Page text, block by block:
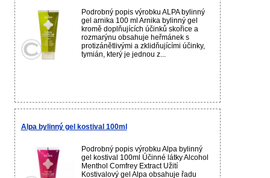
Podrobný popis výrobku ALPA bylinný
gel arnika 100 ml Arnika bylinný gel
kromě doplňujících účinků skořice a
rozmarýnu obsahuje heřmánek s
protizánětlivými a zklidňujícími účinky,
tymián, který je jednou z...
Alpa bylinný gel kostival 100ml
Podrobný popis výrobku Alpa bylinný
gel kostival 100ml Účinné látky Alcohol
Menthol Comfrey Extract Užití
Kostivalový gel Alpa obsahuje řadu